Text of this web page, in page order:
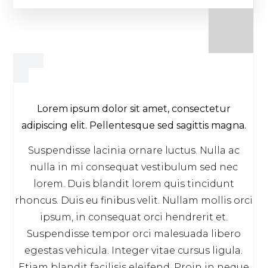
Lorem ipsum dolor sit amet, consectetur
adipiscing elit. Pellentesque sed sagittis magna.
Suspendisse lacinia ornare luctus. Nulla ac
nulla in mi consequat vestibulum sed nec
lorem. Duis blandit lorem quis tincidunt
rhoncus. Duis eu finibus velit. Nullam mollis orci
ipsum, in consequat orci hendrerit et.
Suspendisse tempor orci malesuada libero
egestas vehicula. Integer vitae cursus ligula.